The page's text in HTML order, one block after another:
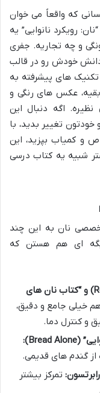
که واقعاً می خوان
رویکرد نانوایی” یه
و چه تجاریه. جفری
دانش خودش رو در قالب
های پیشرفته به
بقیه، عکس های رنگی و
اگه دنبال این
تغییر بدید، با
و کمیاب بپزید، این
شبیه یه کتاب درسی
نان به این چند
ای هم هستن که
رز لوی برانبوم (Rose Levy Beranbaum) و “کتاب نان های
خیلی جامع و دقیق،
و کنترل دما.
از گندم های قدیمی.
تمرکز بیشتر